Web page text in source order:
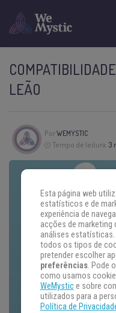
LEÃO
PorWEMYSTIC
Tempo de leitura: 3
Esta página web
estatísticos e de
experiência de
acções de marketing
análises
todos os tipos de
pretender escolher
preferências. Pode
como usamos
WeMystice sobre
utilizados para a
Política de